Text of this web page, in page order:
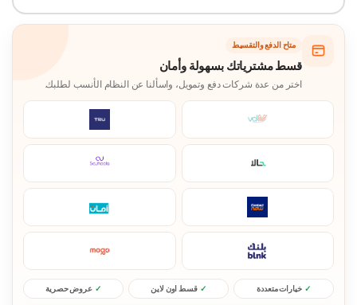
متاح الدفع والتقسيط
قسط مشترياتك بسهولة وأمان
اختر من عدة شركات دفع وتمويل، واسألنا عن النظام الأنسب لطلبك.
خيارات متعددة قسط اون لاين عروض حصرية